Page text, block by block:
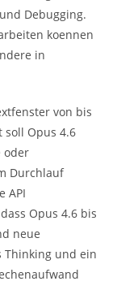
Debugging.
koennen
in
von bis
soll Opus 4.6
oder
Durchlauf
API
Opus 4.6 bis
neue
Thinking und ein